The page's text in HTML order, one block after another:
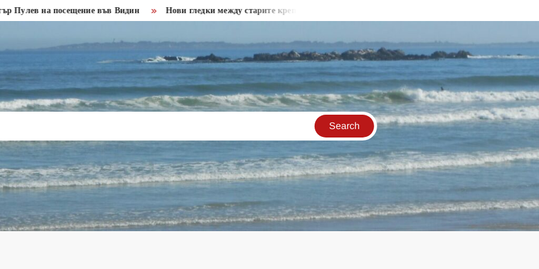
посещение във Видин Нови гледки между старите крепостни стени във Видин